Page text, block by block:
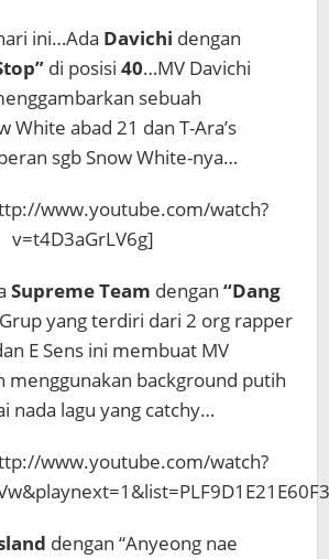
ini…Ada Davichi dengan
di posisi 40…MV Davichi
sebuah
White abad 21 dan T-Ara’s
sgb Snow White-nya…
www.youtube.com/watch?
v=t4D3aGrLV6g]
Supreme Team dengan “Dang
yang terdiri dari 2 org rapper
E Sens ini membuat MV
menggunakan background putih
nada lagu yang catchy…
www.youtube.com/watch?
dengan “Anyeong nae